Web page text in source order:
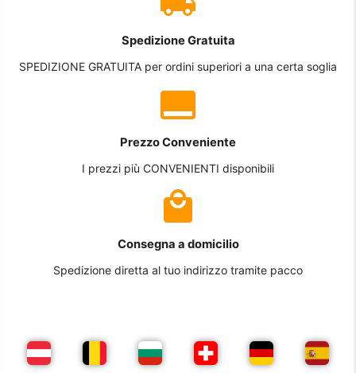
Spedizione Gratuita
SPEDIZIONE GRATUITA per ordini superiori a una certa soglia
Prezzo Conveniente
I prezzi più CONVENIENTI disponibili
Consegna a domicilio
Spedizione diretta al tuo indirizzo tramite pacco